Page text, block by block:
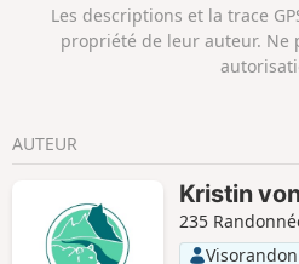
Les descriptions et la trace
propriété de leur auteur. Ne
AUTEUR
Kristin
235